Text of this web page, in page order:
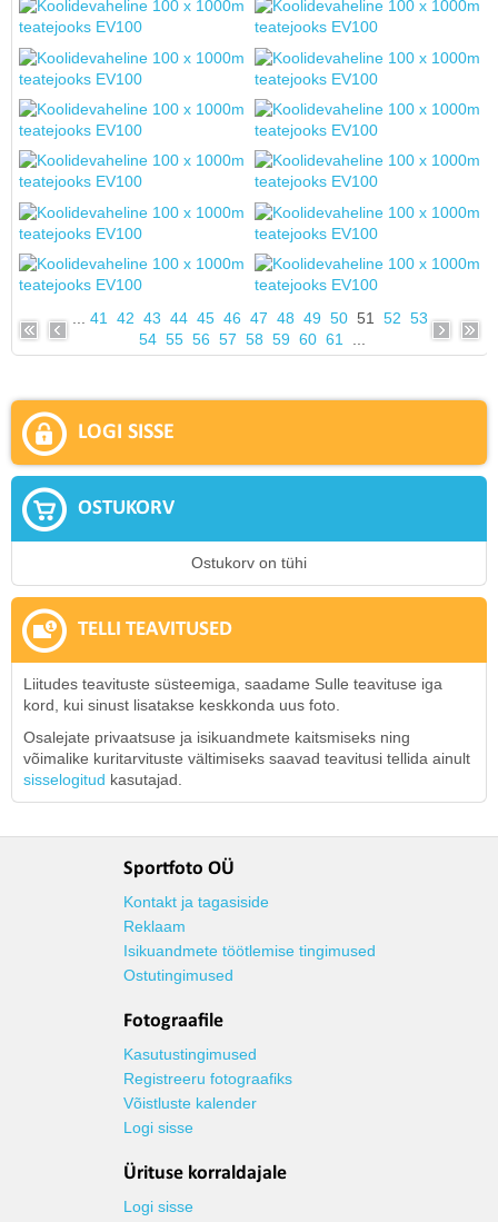
41 42 43 44 45 46 47 48 49 50 51 52 53
54 55 56 57 58 59 60 61
LOGI SISSE
OSTUKORV
Ostukorv on tühi
TELLI TEAVITUSED
Liitudes teavituste süsteemiga, saadame Sulle teavituse iga
kord, kui sinust lisatakse keskkonda uus foto.
Osalejate privaatsuse ja isikuandmete kaitsmiseks ning
võimalike kuritarvituste vältimiseks saavad teavitusi tellida ainult
sisselogitud kasutajad.
Sportfoto OÜ
Kontakt ja tagasiside
Reklaam
Isikuandmete töötlemise tingimused
Ostutingimused
Fotograafile
Kasutustingimused
Registreeru fotograafiks
Võistluste kalender
Logi sisse
Ürituse korraldajale
Logi sisse